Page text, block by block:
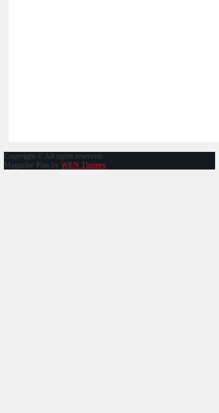
Copyright © All rights reserved.
Magazine Plus by WEN Themes